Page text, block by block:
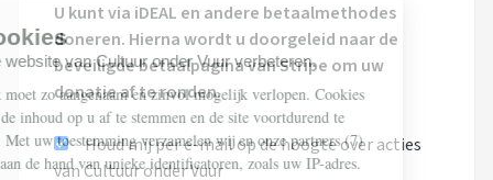
U kunt via iDEAL en andere betaalmethodes
doneren. Hierna wordt u doorgeleid naar de
beveiligde betaalpagina van Stripe om uw
donatie af te ronden.
Houd mij per e-mail op de hoogte over acties
van Cultuur onder Vuur